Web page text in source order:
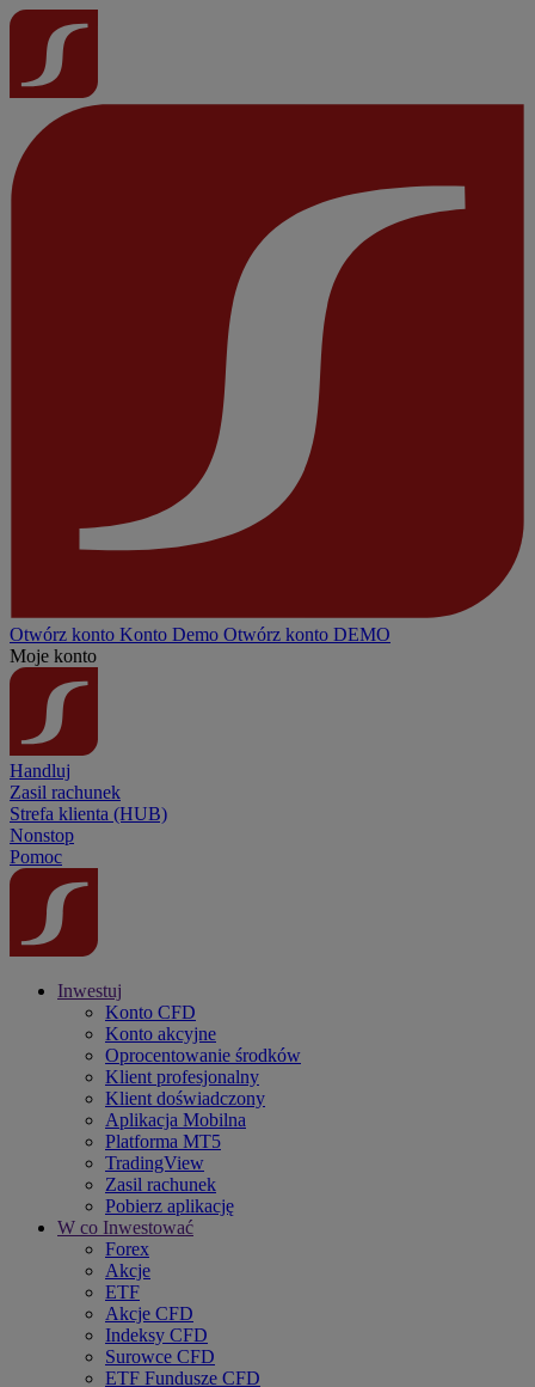
Otwórz konto Konto Demo Otwórz konto DEMO
Moje konto
Handluj
Zasil rachunek
Strefa klienta (HUB)
Nonstop
Pomoc
Inwestuj
Konto CFD
Konto akcyjne
Oprocentowanie środków
Klient profesjonalny
Klient doświadczony
Aplikacja Mobilna
Platforma MT5
TradingView
Zasil rachunek
Pobierz aplikację
W co Inwestować
Forex
Akcje
ETF
Akcje CFD
Indeksy CFD
Surowce CFD
ETF Fundusze CFD